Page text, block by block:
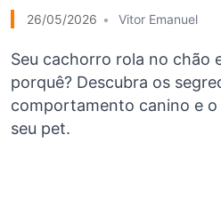
26/05/2026 Vitor Emanuel
Seu cachorro rola no chão
porquê? Descubra os
comportamento canino e o
seu pet.